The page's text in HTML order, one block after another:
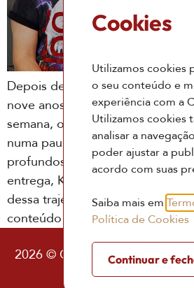
Depois de 500 edições
nove anos e sete meses sem
semana, o programa A Verdade
numa pausa. Trazendo
profundos e tendo muito amor
entrega, Kaw Yin e Yan Yin nos
dessa trajetória, e como
conteúdo
2026 © Coexiste – Consultoria
de Privacidade|
Cookies
Utilizamos cookies
o seu conteúdo e
experiência com a
Utilizamos cookies
analisar a
poder ajustar a
acordo com suas
Saiba mais em
Política de Cookies
Continuar e